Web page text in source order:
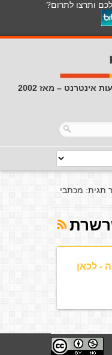
ותרצו לתרום?
– מאז 2002
תגית: מכתבי
- לכאן